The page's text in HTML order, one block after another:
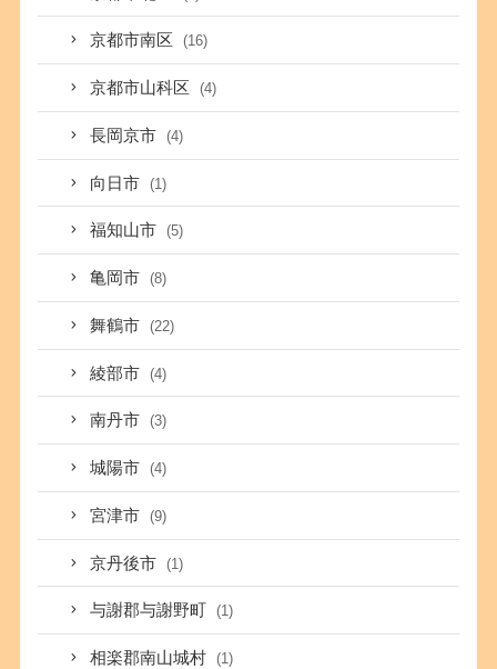
京都市南区 (16)
京都市山科区 (4)
長岡京市 (4)
向日市 (1)
福知山市 (5)
亀岡市 (8)
舞鶴市 (22)
綾部市 (4)
南丹市 (3)
城陽市 (4)
宮津市 (9)
京丹後市 (1)
与謝郡与謝野町 (1)
相楽郡南山城村 (1)